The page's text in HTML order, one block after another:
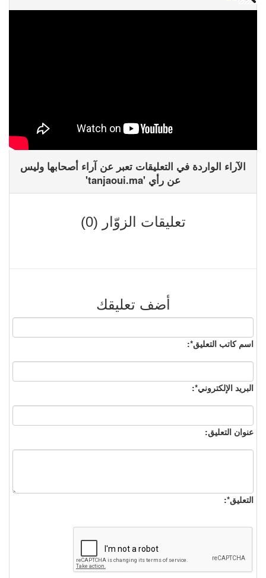
الآراء الواردة في التعليقات تعبر عن آراء أصحابها وليس
عن رأي 'tanjaoui.ma'
تعليقات الزوّار (0)
أضف تعليقك
اسم كاتب التعليق*:
البريد الإلكتروني*:
عنوان التعليق:
التعليق*: